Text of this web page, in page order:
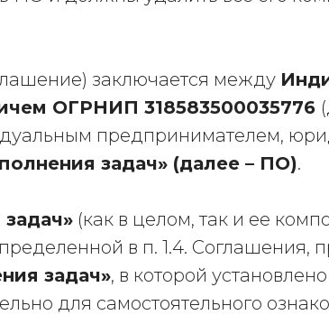
заключается между
ОГРНИП 318583500035776
предпринимателем,
задач» (далее – ПО).
(как в целом, так и ее
в п. 1.4. Соглашения,
задач», в которой
для самостоятельного